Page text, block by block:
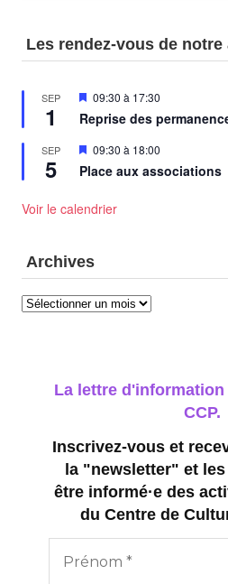
Les rendez-vous de
SEP
1
Mis
avant
09:30 à 17:30
Reprise des
SEP
5
Mis
avant
09:30 à 18:00
Place aux associations
Voir le calendrier
Archives
Archives
La lettre
CCP.
Inscrivez-vous et
la "newsletter" et
être informé·e des
du Centre de